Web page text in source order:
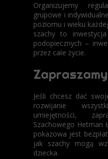
Organizujemy
grupowe i
poziomu i wieku
szachy to
podopiecznych –
przez całe życie.
Jeśli chcesz dać
rozwijanie
umiejętności,
Szachowego Hetman
pokazowa jest
jak szachy mogą
dziecka.